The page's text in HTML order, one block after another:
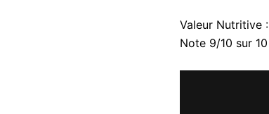
Valeur Nutritive :
Note 9/10 sur 10